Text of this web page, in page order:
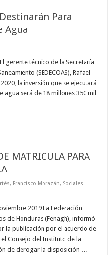
Para
Agua
gerente técnico de la Secretaría
(SEDECOAS), Rafael
la inversión que se ejecutará
agua será de 18 millones 350 mil
MATRICULA PARA
, Francisco Morazán, Sociales
2019 La Federación
de Honduras (Fenagh), informó
la publicación por el acuerdo de
Consejo del Instituto de la
de derogar la disposición …